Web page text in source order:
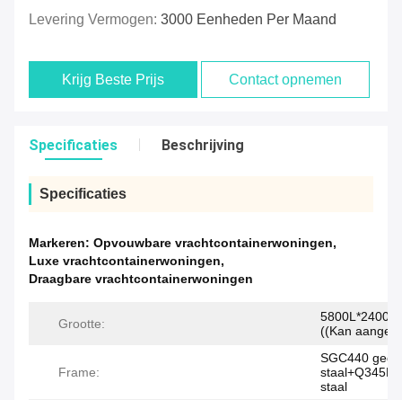
Levering Vermogen: 3000 Eenheden Per Maand
Krijg Beste Prijs Contact opnemen
Specificaties Beschrijving
Specificaties
Markeren: Opvouwbare vrachtcontainerwoningen,
Luxe vrachtcontainerwoningen,
Draagbare vrachtcontainerwoningen
Grootte:
((Kan
Frame:
SGC440
staal+Q345B
staal